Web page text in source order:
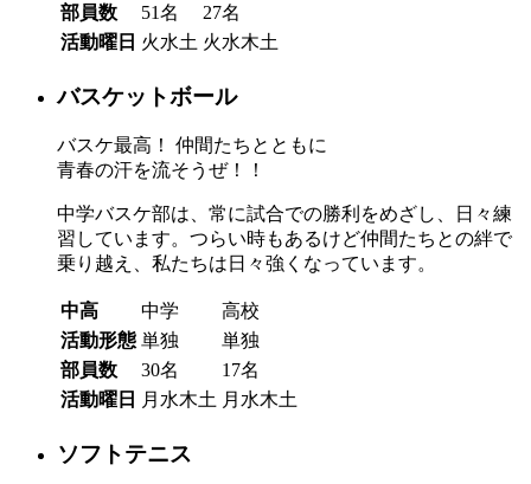
部員数
51名
27名
活動曜日 火水土 火水木土
バスケットボール
バスケ最高！ 仲間たちとともに
青春の汗を流そうぜ！！
中学バスケ部は、常に試合での勝利をめざし、日々練
習しています。つらい時もあるけど仲間たちとの絆で
乗り越え、私たちは日々強くなっています。
中高 中学
高校
活動形態 単独
単独
部員数
30名
17名
活動曜日
月水木土 月水木土
ソフトテニス